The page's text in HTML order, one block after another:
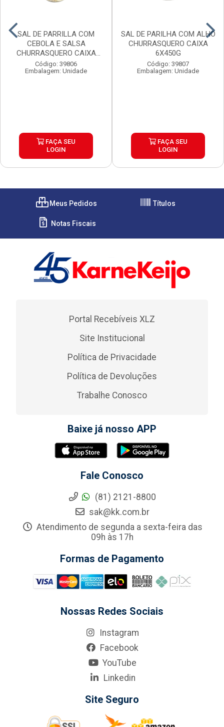
SAL DE PARRILLA COM
CEBOLA E SALSA
CHURRASQUERO CAIXA
6X450G
Código: 39806
Embalagem: Unidade
FAÇA SEU
LOGIN
SAL DE PARILHA COM ALHO
CHURRASQUERO CAIXA
6X450G
Código: 39807
Embalagem: Unidade
FAÇA SEU
LOGIN
Meus Pedidos Títulos
Notas Fiscais
Portal Recebíveis XLZ
Site Institucional
Política de Privacidade
Política de Devoluções
Trabalhe Conosco
Baixe já nosso APP
Fale Conosco
(81) 2121-8800
sak@kk.com.br
Atendimento de segunda a sexta-feira das
09h às 17h
Formas de Pagamento
Nossas Redes Sociais
Instagram
Facebook
YouTube
Linkedin
Site Seguro